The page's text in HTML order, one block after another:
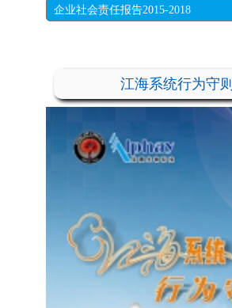
江海系统行为守则